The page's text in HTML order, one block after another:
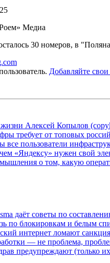
Медиа
30 номеров, в
Добавляйте
Алексей Копылов
требует от топовых
все пользователи
«Яндексу» нужен свой
о том, какую
даёт советы по
по блокировкам и белым
интернет ломают
— не проблема,
предупреждают (только